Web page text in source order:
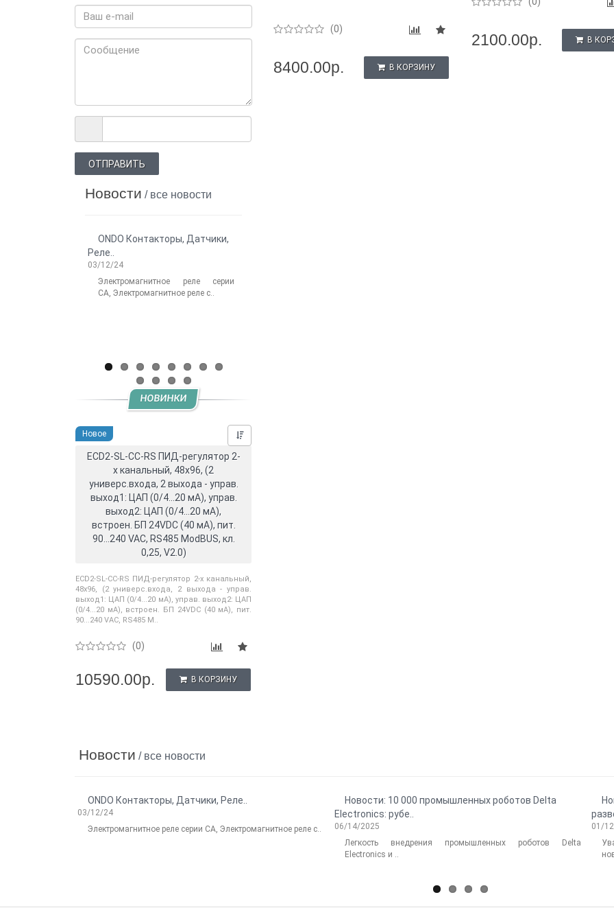
ОТПРАВИТЬ
Новости / все новости
ONDO Контакторы, Датчики,
Реле..
03/12/24
Электромагнитное реле серии
CA, Электромагнитное реле с..
НОВИНКИ
Новое
ECD2-SL-CC-RS ПИД-регулятор 2-
х канальный, 48x96, (2
универс.входа, 2 выхода - управ.
выход1: ЦАП (0/4...20 мА), управ.
выход2: ЦАП (0/4...20 мА),
встроен. БП 24VDC (40 мА), пит.
90...240 VAC, RS485 ModBUS, кл.
0,25, V2.0)
ECD2-SL-CC-RS ПИД-регулятор 2-х канальный,
48x96, (2 универс.входа, 2 выхода - управ.
выход1: ЦАП (0/4...20 мА), управ. выход2: ЦАП
(0/4...20 мА), встроен. БП 24VDC (40 мА), пит.
90...240 VAC, RS485 M..
(0)
10590.00р. В КОРЗИНУ
(0)
8400.00р. В КОРЗИНУ
2100.00р. В
Новости / все новости
ONDO Контакторы, Датчики, Реле..
03/12/24
Электромагнитное реле серии CA, Электромагнитное реле с..
Новости: 10 000 промышленных роботов Delta
Electronics: рубе..
06/14/2025
Легкость внедрения промышленных роботов Delta
Electronics и ..
01/